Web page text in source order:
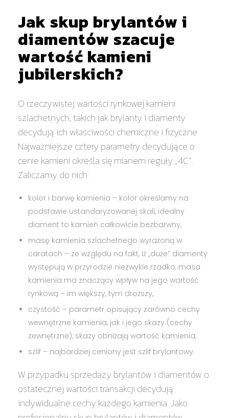
Jak skup brylantów i
diamentów szacuje
wartość kamieni
jubilerskich?
O rzeczywistej wartości rynkowej kamieni
szlachetnych, takich jak brylanty i diamenty
decydują ich właściwości chemiczne i fizyczne.
Najważniejsze cztery parametry decydujące o
cenie kamieni określa się mianem reguły „4C”.
Zaliczamy do nich:
kolor i barwę kamienia – kolor określamy na
podstawie ustandaryzowanej skali, idealny
diament to kamień całkowicie bezbarwny,
masę kamienia szlachetnego wyrażoną w
caratach – ze względu na fakt, iż „duże” diamenty
występują w przyrodzie niezwykle rzadko, masa
kamienia ma znaczący wpływ na jego wartość
rynkową – im większy, tym droższy,
czystość – parametr opisujący zarówno cechy
wewnętrzne kamienia, jak i jego skazy (cechy
zewnętrzne), skazy obniżają wartość kamienia,
szlif – najbardziej ceniony jest szlif brylantowy.
W przypadku sprzedaży brylantów i diamentów o
ostatecznej wartości transakcji decydują
indywidualne cechy każdego kamienia. Jako